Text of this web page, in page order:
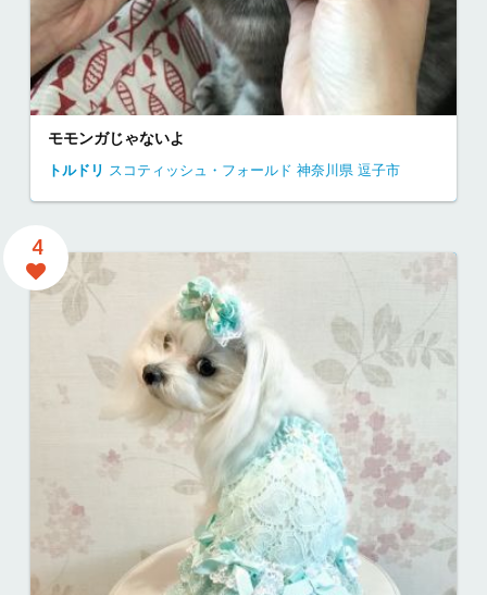
モモンガじゃないよ
トルドリ スコティッシュ・フォールド 神奈川県 逗子市
4